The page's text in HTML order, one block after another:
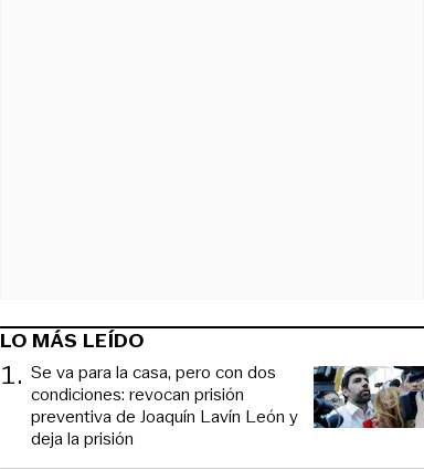
LO MÁS LEÍDO
1. Se va para la casa, pero con dos
condiciones: revocan prisión
preventiva de Joaquín Lavín León y
deja la prisión